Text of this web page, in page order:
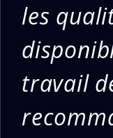
les
travail